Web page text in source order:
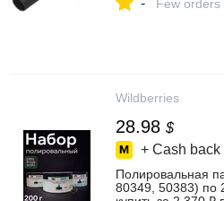
- Few orders
Wildberries
28.98 $
+ Cash back
Полировальная
80349, 50383) по